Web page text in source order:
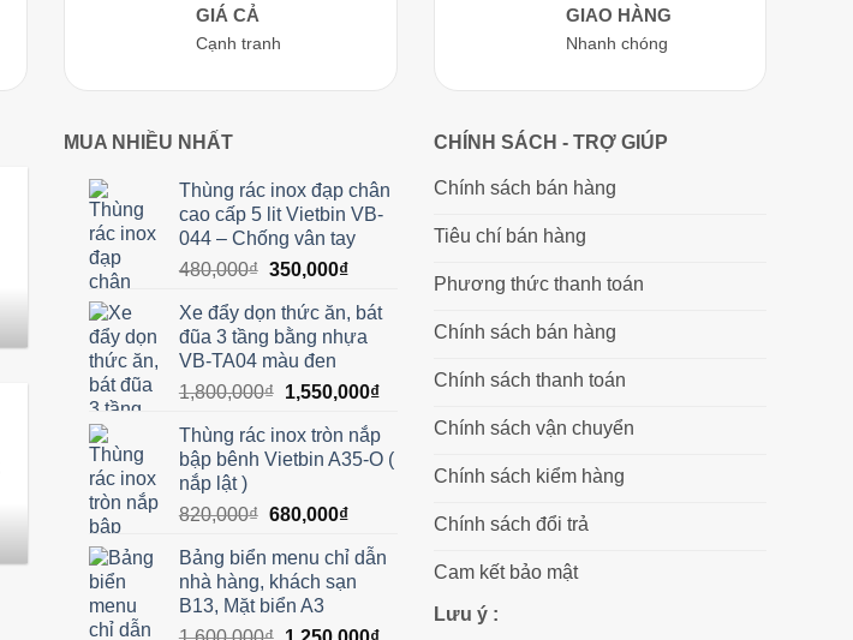
GIÁ CẢ
Cạnh tranh
GIAO HÀNG
Nhanh chóng
MUA NHIỀU NHẤT
Thùng rác inox đạp chân
cao cấp 5 lit Vietbin VB-
044 – Chống vân tay
480,000₫ Giá
là:
480,000₫.
350,000₫Giá
tại
là:
Xe đẩy dọn thức ăn, bát
đũa 3 tầng bằng nhựa
VB-TA04 màu đen
1,800,000₫
Giá
là:
1,800,000₫.
1,550,000₫Giá
tại
là:
Thùng rác inox tròn nắp
bập bênh Vietbin A35-O (
nắp lật )
820,000₫ Giá
là:
820,000₫.
680,000₫Giá
tại
là:
Bảng biển menu chỉ dẫn
nhà hàng, khách sạn
B13, Mặt biển A3
CHÍNH SÁCH - TRỢ GIÚP
Chính sách bán hàng
Tiêu chí bán hàng
Phương thức thanh toán
Chính sách bán hàng
Chính sách thanh toán
Chính sách vận chuyển
Chính sách kiểm hàng
Chính sách đổi trả
Cam kết bảo mật
Lưu ý :